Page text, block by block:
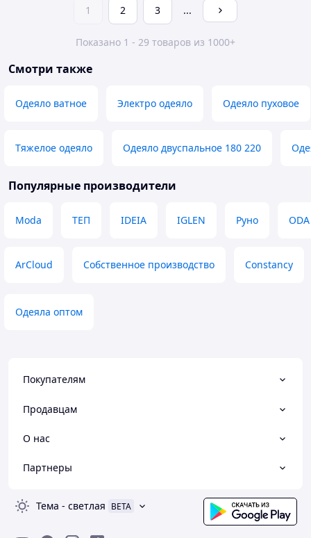
1 2 3 ...
Показано 1 - 29 товаров из 1000+
Смотри также
Одеяло ватное Электро одеяло Одеяло пуховое
Тяжелое одеяло Одеяло двуспальное 180 220
Популярные производители
Moda ТЕП IDEIA IGLEN Руно ODA
ArCloud Собственное производство Constancy
Одеяла оптом
Покупателям
Продавцам
О нас
Партнеры
Тема - светлая BETA